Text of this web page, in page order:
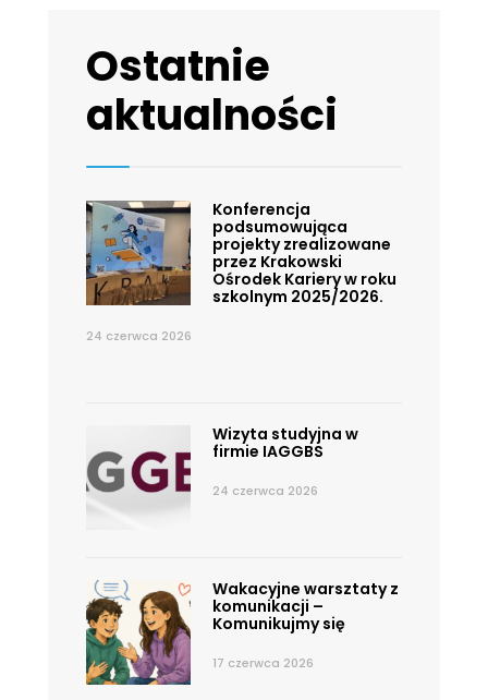
Ostatnie
aktualności
Konferencja
podsumowująca
projekty zrealizowane
przez Krakowski
Ośrodek Kariery w roku
szkolnym 2025/2026.
24 czerwca 2026
Wizyta studyjna w
firmie IAGGBS
24 czerwca 2026
Wakacyjne warsztaty z
komunikacji –
Komunikujmy się
17 czerwca 2026